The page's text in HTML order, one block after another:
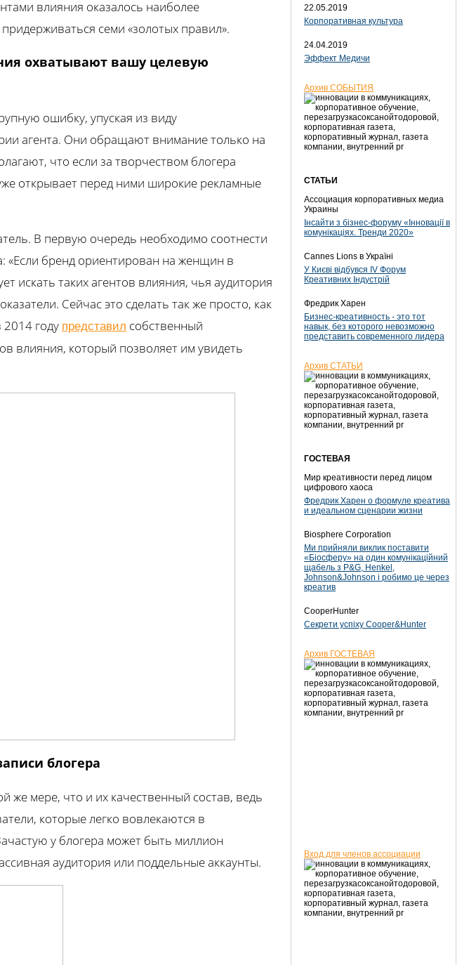
влияния оказалось наиболее
семи «золотых правил».
охватывают вашу целевую
ошибку, упуская из виду
агента. Они обращают внимание только на
что если за творчеством блогера
открывает перед ними широкие рекламные
В первую очередь необходимо соотнести
«Если бренд ориентирован на женщин в
искать таких агентов влияния, чья аудитория
Сейчас это сделать так же просто, как
году представил собственный
влияния, который позволяет им увидеть
блогера
же мере, что и их качественный состав, ведь
которые легко вовлекаются в
у блогера может быть миллион
аудитория или поддельные аккаунты.
22.05.2019
Корпоративная культура
24.04.2019
Эффект Медичи
Архив СОБЫТИЯ
СТАТЬИ
Ассоциация корпоративных медиа
Украины
Інсайти з бізнес-форуму «Інновації в
комунікаціях. Тренди 2020»
Cannes Lions в Україні
У Києві відбувся IV Форум
Креативних Індустрій
Фредрик Харен
Бизнес-креативность - это тот
навык, без которого невозможно
представить современного лидера
Архив СТАТЬИ
ГОСТЕВАЯ
Мир креативности перед лицом
цифрового хаоса
Фредрик Харен о формуле креатива
и идеальном сценарии жизни
Biosphere Corporation
Ми прийняли виклик поставити
«Біосферу» на один комунікаційний
щабель з P&G, Henkel,
Johnson&Johnson і робимо це через
креатив
CooperHunter
Секрети успіху Cooper&Hunter
Архив ГОСТЕВАЯ
Вход для членов ассоциации